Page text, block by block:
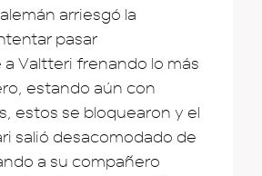
arriesgó la
pasar
Valtteri frenando lo más
estando aún con
estos se bloquearon y el
salió desacomodado de
a su compañero